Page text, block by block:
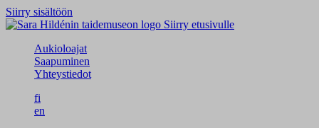
Siirry sisältöön
Siirry etusivulle
Aukioloajat
Saapuminen
Yhteystiedot
fi
en